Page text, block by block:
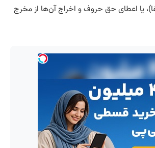
یا اعطای حق حروف و اخراج آن‌ها از مخرج